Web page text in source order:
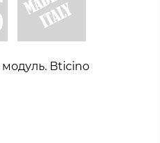
модуль. Bticino